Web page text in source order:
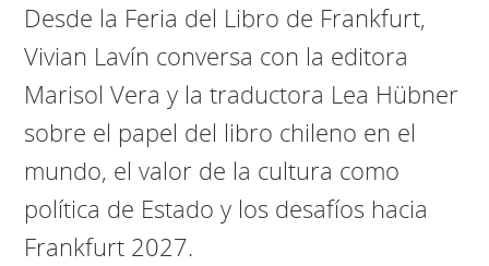
Desde la Feria del Libro de Frankfurt,
Vivian Lavín conversa con la editora
Marisol Vera y la traductora Lea Hübner
sobre el papel del libro chileno en el
mundo, el valor de la cultura como
política de Estado y los desafíos hacia
Frankfurt 2027.